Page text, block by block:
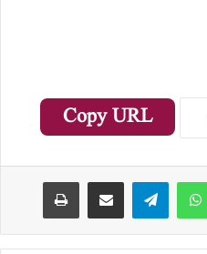
Copy URL
WhatsApp
Telegram